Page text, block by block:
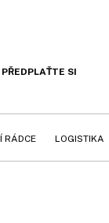
PŘEDPLAŤTE SI
RÁDCE LOGISTIKA